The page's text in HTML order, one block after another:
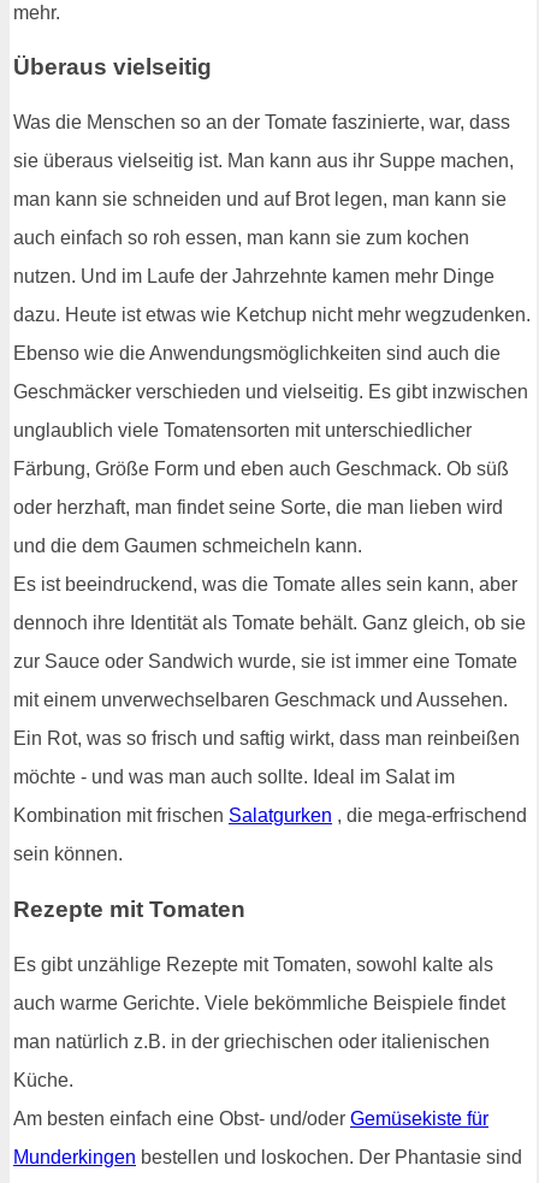
mehr.
Überaus vielseitig
Was die Menschen so an der Tomate faszinierte, war, dass
sie überaus vielseitig ist. Man kann aus ihr Suppe machen,
man kann sie schneiden und auf Brot legen, man kann sie
auch einfach so roh essen, man kann sie zum kochen
nutzen. Und im Laufe der Jahrzehnte kamen mehr Dinge
dazu. Heute ist etwas wie Ketchup nicht mehr wegzudenken.
Ebenso wie die Anwendungsmöglichkeiten sind auch die
Geschmäcker verschieden und vielseitig. Es gibt inzwischen
unglaublich viele Tomatensorten mit unterschiedlicher
Färbung, Größe Form und eben auch Geschmack. Ob süß
oder herzhaft, man findet seine Sorte, die man lieben wird
und die dem Gaumen schmeicheln kann.
Es ist beeindruckend, was die Tomate alles sein kann, aber
dennoch ihre Identität als Tomate behält. Ganz gleich, ob sie
zur Sauce oder Sandwich wurde, sie ist immer eine Tomate
mit einem unverwechselbaren Geschmack und Aussehen.
Ein Rot, was so frisch und saftig wirkt, dass man reinbeißen
möchte - und was man auch sollte. Ideal im Salat im
Kombination mit frischen Salatgurken , die mega-erfrischend
sein können.
Rezepte mit Tomaten
Es gibt unzählige Rezepte mit Tomaten, sowohl kalte als
auch warme Gerichte. Viele bekömmliche Beispiele findet
man natürlich z.B. in der griechischen oder italienischen
Küche.
Am besten einfach eine Obst- und/oder Gemüsekiste für
Munderkingen bestellen und loskochen. Der Phantasie sind